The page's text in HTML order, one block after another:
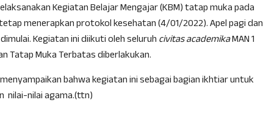
Kegiatan Belajar Mengajar (KBM) tatap muka pada
menerapkan protokol kesehatan (4/01/2022). Apel pagi dan
Kegiatan ini diikuti oleh seluruhcivitas academikaMAN 1
Tatap Muka Terbatas diberlakukan.
menyampaikan bahwa kegiatan ini sebagai bagian ikhtiar untuk
nilai-nilai agama.(ttn)